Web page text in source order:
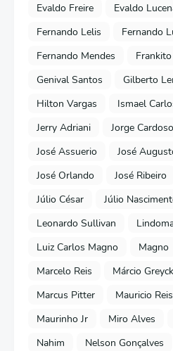
Evaldo Freire
Evaldo
Fernando Lelis
Fernando
Fernando Mendes
Genival Santos
Gilberto
Hilton Vargas
Ismael
Jerry Adriani
Jorge Cardoso
José Assuerio
José
José Orlando
José Ribeiro
Júlio César
Júlio
Leonardo Sullivan
Luiz Carlos Magno
Magno
Marcelo Reis
Márcio Greyck
Marcus Pitter
Mauricio Reis
Maurinho Jr
Miro Alves
Nahim
Nelson Gonçalves